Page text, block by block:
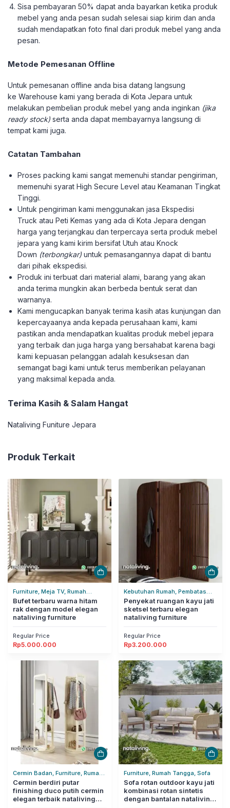
Sisa pembayaran 50% dapat anda bayarkan ketika produk
mebel yang anda pesan sudah selesai siap kirim dan anda
sudah mendapatkan foto final dari produk mebel yang anda
pesan.
Metode Pemesanan Offline
Untuk pemesanan offline anda bisa datang langsung
ke Warehouse kami yang berada di Kota Jepara untuk
melakukan pembelian produk mebel yang anda inginkan (jika
ready stock) serta anda dapat membayarnya langsung di
tempat kami juga.
Catatan Tambahan
Proses packing kami sangat memenuhi standar pengiriman,
memenuhi syarat High Secure Level atau Keamanan Tingkat
Tinggi.
Untuk pengiriman kami menggunakan jasa Ekspedisi
Truck atau Peti Kemas yang ada di Kota Jepara dengan
harga yang terjangkau dan terpercaya serta produk mebel
jepara yang kami kirim bersifat Utuh atau Knock
Down (terbongkar) untuk pemasangannya dapat di bantu
dari pihak ekspedisi.
Produk ini terbuat dari material alami, barang yang akan
anda terima mungkin akan berbeda bentuk serat dan
warnanya.
Kami mengucapkan banyak terima kasih atas kunjungan dan
kepercayaanya anda kepada perusahaan kami, kami
pastikan anda mendapatkan kualitas produk mebel jepara
yang terbaik dan juga harga yang bersahabat karena bagi
kami kepuasan pelanggan adalah kesuksesan dan
semangat bagi kami untuk terus memberikan pelayanan
yang maksimal kepada anda.
Terima Kasih & Salam Hangat
Nataliving Funiture Jepara
Produk Terkait
Furniture, Meja TV, Rumah
Tangga
Bufet terbaru warna hitam
rak dengan model elegan
nataliving furniture
Regular Price
Rp5.000.000
Kebutuhan Rumah, Pembatas
Ruangan, Rumah Tangga
Penyekat ruangan kayu jati
sketsel terbaru elegan
nataliving furniture
Regular Price
Rp3.200.000
Cermin Badan, Furniture, Rumah
Tangga
Cermin berdiri putar
finishing duco putih cermin
elegan terbaik nataliving
Furniture, Rumah Tangga, Sofa
Sofa rotan outdoor kayu jati
kombinasi rotan sintetis
dengan bantalan nataliving